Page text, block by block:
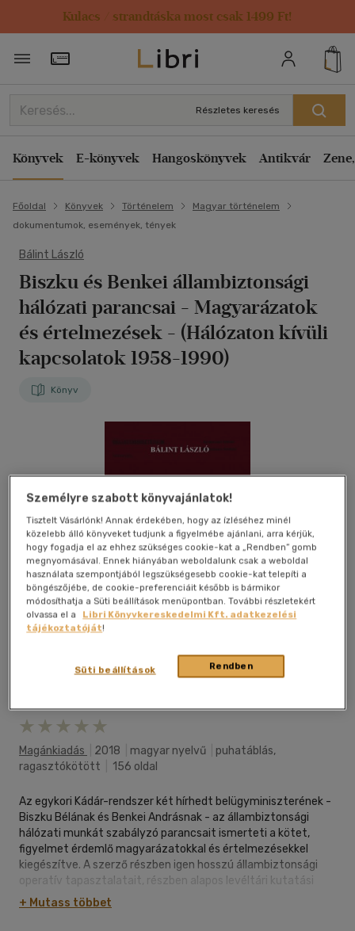
Kulacs / strandtáska most csak 1499 Ft!
Törzsvásárlói Kártya adatai
Részletes keresés
Könyvek E-könyvek Hangoskönyvek Antikvár
Főoldal Könyvek Történelem
Magyar történelem
dokumentumok, események, tények
Bálint László
Biszku és Benkei állambiztonsági
hálózati parancsai - Magyarázatok
és értelmezések - (Hálózaton kívüli
kapcsolatok 1958-1990)
Könyv
Magánkiadás 2018 magyar nyelvű
puhatáblás,
ragasztókötött
156 oldal
Az egykori Kádár-rendszer két hírhedt belügyminiszterének -
Biszku Bélának és Benkei Andrásnak - az állambiztonsági
hálózati munkát szabályzó parancsait ismerteti a kötet,
figyelmet érdemlő magyarázatokkal és értelmezésekkel
kiegészítve. A szerző részben igen hosszú állambiztonsági
operatív tapasztalatait, részben alapos levéltári kutatási
eredményeit szerkesztette bele a kötetbe, az egyes
fejezetek és bekezdések közé. Ezeket a magyarázatokat és
+ Mutass többet
Személyre szabott könyvajánlatok!
Tisztelt Vásárlónk! Annak érdekében, hogy az ízléséhez minél
közelebb álló könyveket tudjunk a figyelmébe ajánlani, arra kérjük,
hogy fogadja el az ehhez szükséges cookie-kat a „Rendben” gomb
megnyomásával. Ennek hiányában weboldalunk csak a weboldal
használata szempontjából legszükségesebb cookie-kat telepíti a
böngészőjébe, de cookie-preferenciáit később is bármikor
módosíthatja a Süti beállítások menüpontban. További részletekért
olvassa el a
Libri Könyvkereskedelmi Kft. adatkezelési
tájékoztatóját!
Rendben
Süti beállítások